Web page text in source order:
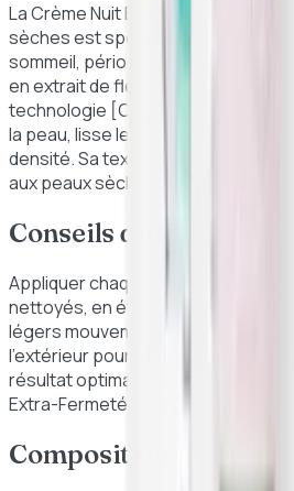
La Crème Nuit Extra-Fermeté de
sèches est spécialement conçue
sommeil, période clé de la
en extrait de fleur de kangourou,
technologie [COLLAGEN]³, cette
la peau, lisse les rides et aide à
densité. Sa texture onctueuse
aux peaux sèches, tout en
Conseils d'utilisation
Appliquer chaque soir sur le
nettoyés, en évitant le contour
légers mouvements de lissage du
l'extérieur pour favoriser la
résultat optimal, utiliser en
Extra-Fermeté Jour Clarins
Composition